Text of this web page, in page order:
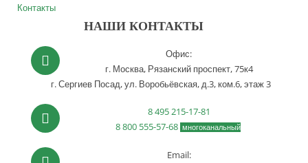
Контакты
НАШИ КОНТАКТЫ
Офис:
г. Москва, Рязанский проспект, 75к4
г. Сергиев Посад,ул. Воробьёвская, д.3, ком.6, этаж 3
8 495 215-17-81
8 800 555-57-68 многоканальный
Email: